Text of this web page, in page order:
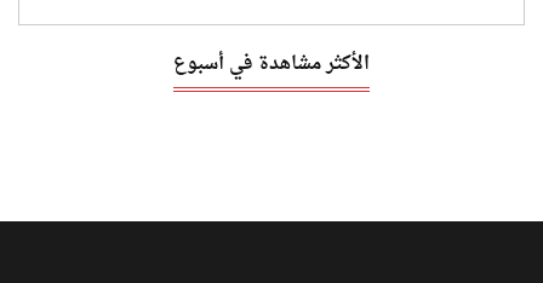
الأكثر مشاهدة في أسبوع